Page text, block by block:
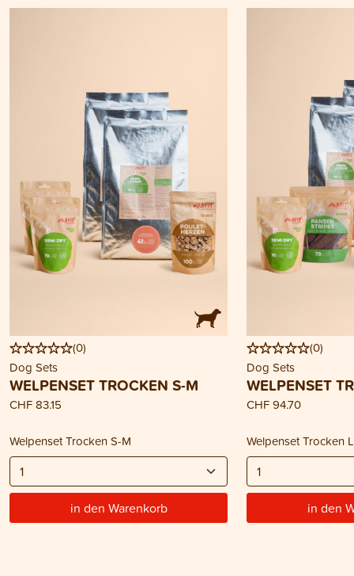
(0)
Dog Sets
WELPENSET TROCKEN S-M
CHF 83.15
Welpenset Trocken S-M
in den Warenkorb
(0)
Dog Sets
WELPENSET
CHF 94.70
Welpenset Trocken
in den